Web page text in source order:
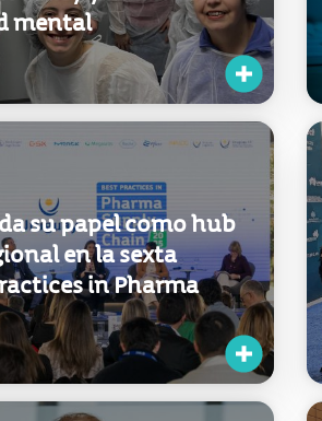
su papel como hub
en la sexta
in Pharma